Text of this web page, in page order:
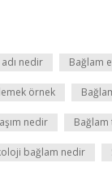
nedir Bağlam
örnek
nedir
bağlam nedir